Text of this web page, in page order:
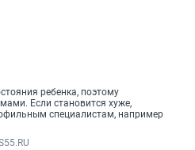
ребенка, поэтому
Если становится хуже,
специалистам, например